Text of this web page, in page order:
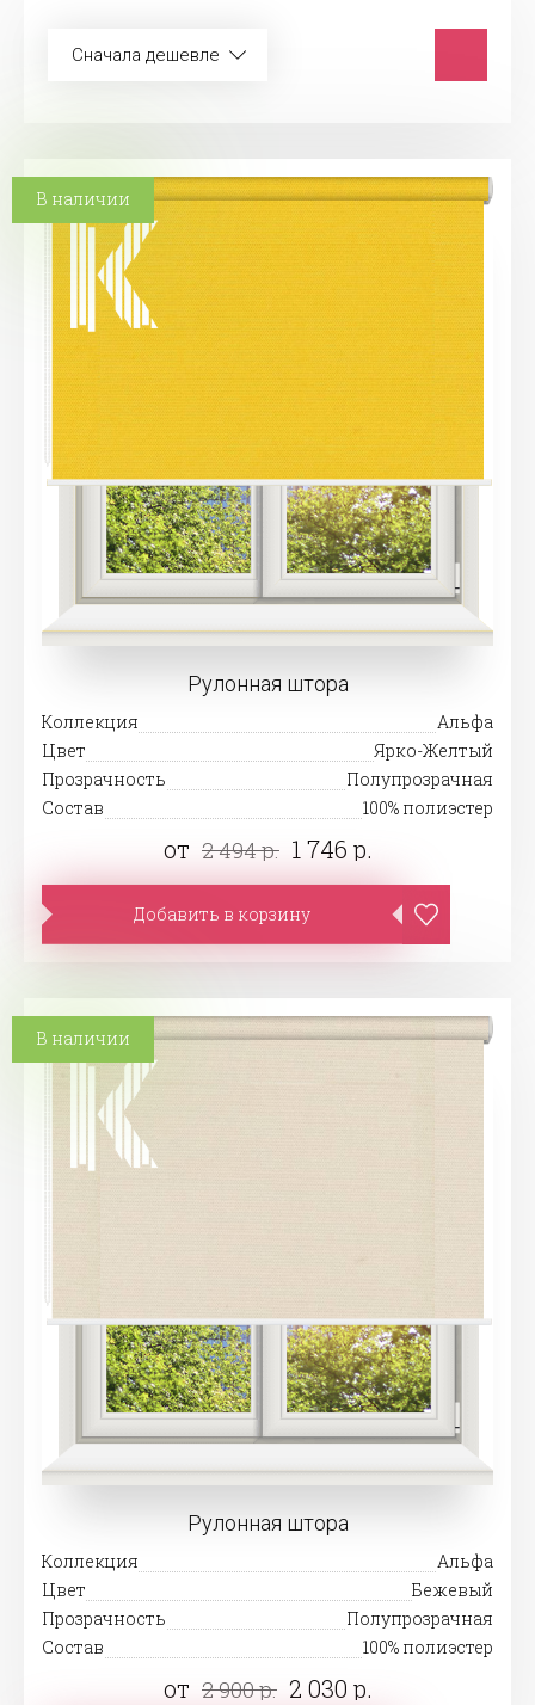
Сначала дешевле
Рулонная штора
Коллекция
Альфа
Цвет
Ярко-Желтый
Прозрачность
Полупрозрачная
Состав
100% полиэстер
от 2 494 р. 1 746 р.
В наличии
Добавить в корзину
Рулонная штора
Коллекция
Альфа
Цвет
Бежевый
Прозрачность
Полупрозрачная
Состав
100% полиэстер
от 2 900 р. 2 030 р.
В наличии